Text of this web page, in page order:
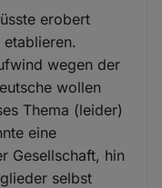
erobert
wegen der
wollen
Thema (leider)
eine
Gesellschaft, hin
selbst